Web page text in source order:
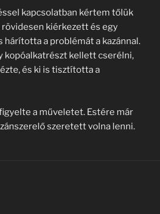
kapcsolatban kértem tőlük
kiérkezett és egy
hárította a problémát a kazánnal.
kopóalkatrészt kellett cserélni,
és ki is tisztította a
a műveletet. Estére már
szeretett volna lenni.